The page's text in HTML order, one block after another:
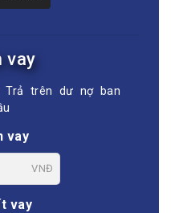
vay
Trả trên dư nợ ban
vay
VNĐ
vay